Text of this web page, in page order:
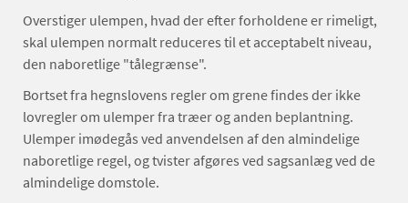
Overstiger ulempen, hvad der efter forholdene er rimeligt,
skal ulempen normalt reduceres til et acceptabelt niveau,
den naboretlige "tålegrænse".
Bortset fra hegnslovens regler om grene findes der ikke
lovregler om ulemper fra træer og anden beplantning.
Ulemper imødegås ved anvendelsen af den almindelige
naboretlige regel, og tvister afgøres ved sagsanlæg ved de
almindelige domstole.